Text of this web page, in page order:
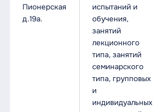
Пионерская
д.19а.
испытаний и
обучения,
занятий
лекционного
типа, занятий
семинарского
типа, групповых
и
индивидуальных